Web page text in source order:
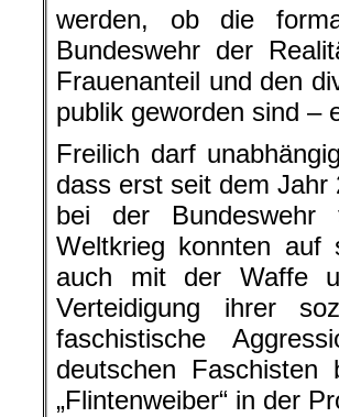
werden, ob die
Bundeswehr der
Frauenanteil und den
publik geworden sind –
Freilich darf
dass erst seit dem Jahr
bei der
Weltkrieg konnten auf
auch mit der Waffe
Verteidigung ihrer
faschistische
deutschen
„Flintenweiber“ in der